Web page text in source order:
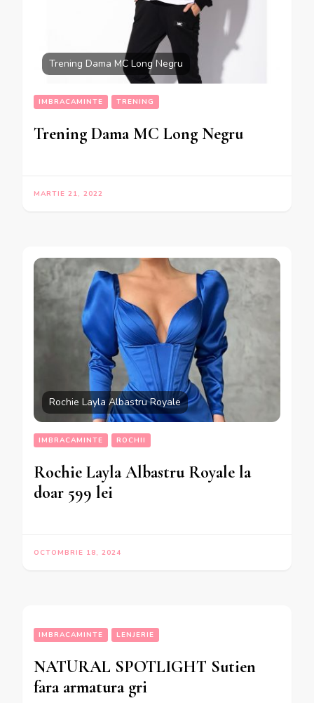
Trening Dama MC Long Negru
IMBRACAMINTE TRENING
Trening Dama MC Long Negru
MARTIE 21, 2022
Rochie Layla Albastru Royale
IMBRACAMINTE ROCHII
Rochie Layla Albastru Royale la
doar 599 lei
OCTOMBRIE 18, 2024
IMBRACAMINTE LENJERIE
NATURAL SPOTLIGHT Sutien
fara armatura gri